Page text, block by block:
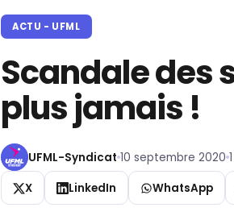
ACTU - UFML
Scandale des
plus jamais !
UFML-Syndicat 10 septembre 2020
X
LinkedIn WhatsApp